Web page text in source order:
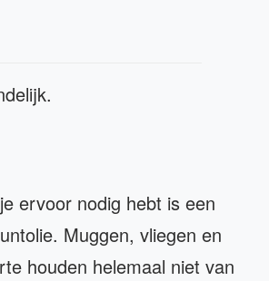
ervoor nodig hebt is een
Muggen, vliegen en
houden helemaal niet van